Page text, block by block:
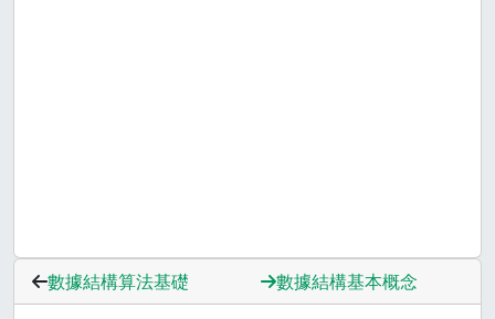
數據結構算法基礎 數據結構基本概念